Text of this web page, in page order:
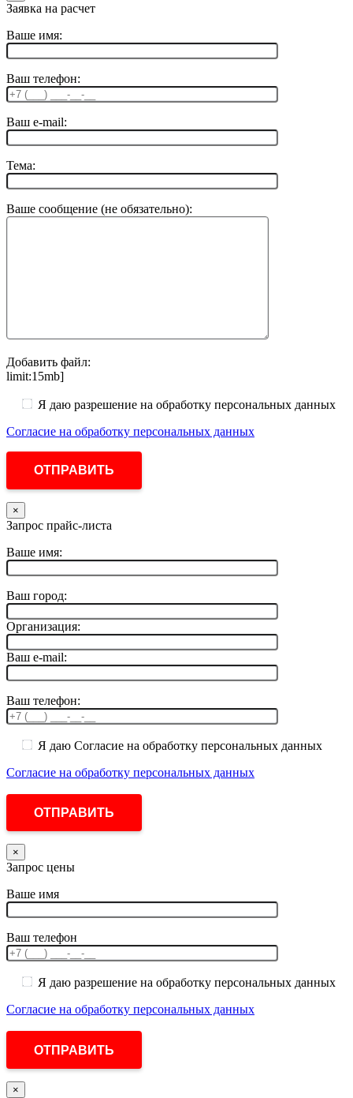
Заявка на расчет
Ваше имя:
Ваш телефон:
Ваш e-mail:
Тема:
Ваше сообщение (не обязательно):
Добавить файл:
limit:15mb]
Я даю разрешение на обработку персональных данных
Согласие на обработку персональных данных
×
Запрос прайс-листа
Ваше имя:
Ваш город:
Организация:
Ваш e-mail:
Ваш телефон:
Я даю Согласие на обработку персональных данных
Согласие на обработку персональных данных
×
Запрос цены
Ваше имя
Ваш телефон
Я даю разрешение на обработку персональных данных
Согласие на обработку персональных данных
×